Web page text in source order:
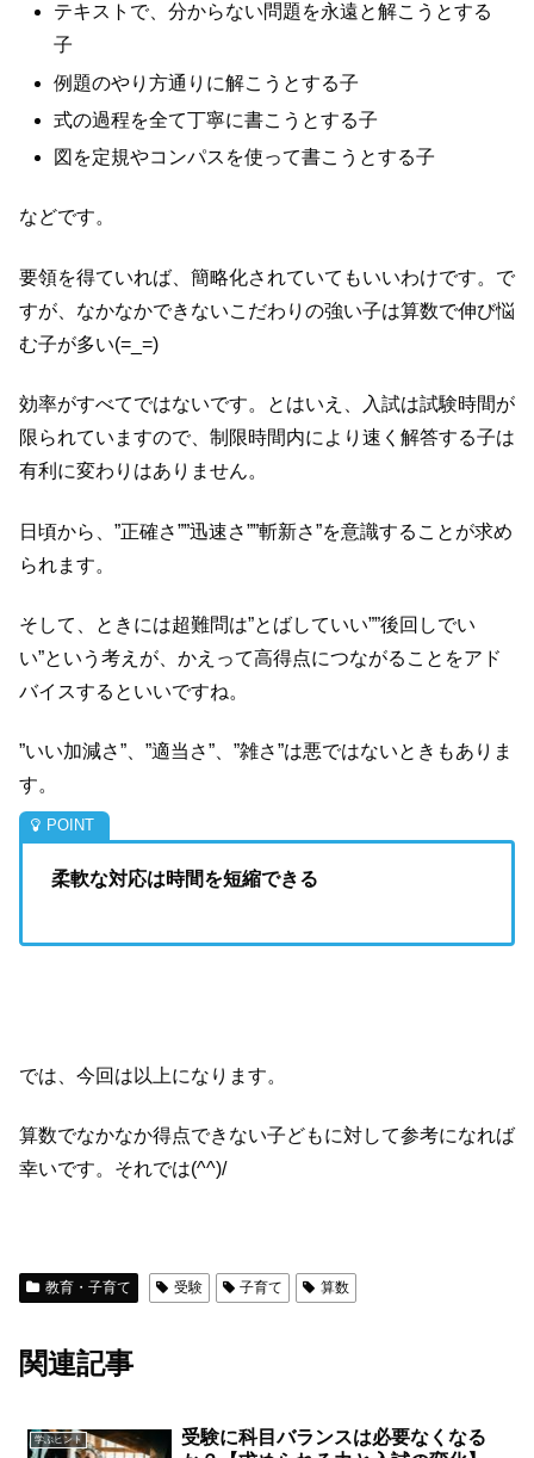
テキストで、分からない問題を永遠と解こうとする
子
例題のやり方通りに解こうとする子
式の過程を全て丁寧に書こうとする子
図を定規やコンパスを使って書こうとする子
などです。
要領を得ていれば、簡略化されていてもいいわけです。で
すが、なかなかできないこだわりの強い子は算数で伸び悩
む子が多い(=_=)
効率がすべてではないです。とはいえ、入試は試験時間が
限られていますので、制限時間内により速く解答する子は
有利に変わりはありません。
日頃から、”正確さ””迅速さ””斬新さ”を意識することが求め
られます。
そして、ときには超難問は”とばしていい””後回しでい
い”という考えが、かえって高得点につながることをアド
バイスするといいですね。
”いい加減さ”、”適当さ”、”雑さ”は悪ではないときもありま
す。
柔軟な対応は時間を短縮できる
では、今回は以上になります。
算数でなかなか得点できない子どもに対して参考になれば
幸いです。それでは(^^)/
教育・子育て 受験 子育て 算数
関連記事
学ぶヒント
受験に科目バランスは必要なくなる